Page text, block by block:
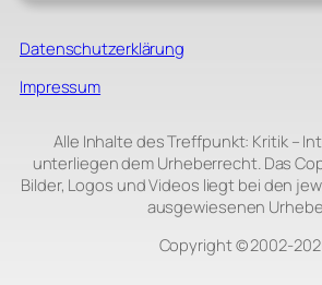
Datenschutzerklärung
Impressum
Alle Inhalte des Treffpunkt: Kritik –
unterliegen dem Urheberrecht. Das
Bilder, Logos und Videos liegt bei den
ausgewiesenen
Copyright ©